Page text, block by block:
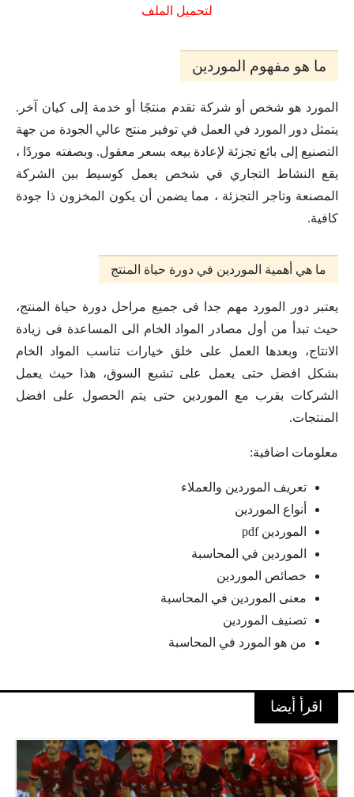
لتحميل الملف
ما هو مفهوم الموردين
المورد هو شخص أو شركة تقدم منتجًا أو خدمة إلى كيان آخر.
يتمثل دور المورد في العمل في توفير منتج عالي الجودة من جهة
التصنيع إلى بائع تجزئة لإعادة بيعه بسعر معقول. وبصفته موردًا ،
يقع النشاط التجاري في شخص يعمل كوسيط بين الشركة
المصنعة وتاجر التجزئة ، مما يضمن أن يكون المخزون ذا جودة
كافية.
ما هي أهمية الموردين في دورة حياة المنتج
يعتبر دور المورد مهم جدا فى جميع مراحل دورة حياة المنتج،
حيث تبدأ من أول مصادر المواد الخام الى المساعدة فى زيادة
الانتاج، وبعدها العمل على خلق خيارات تناسب المواد الخام
بشكل افضل حتى يعمل على تشبع السوق، هذا حيث يعمل
الشركات بقرب مع الموردين حتى يتم الحصول على افضل
المنتجات.
معلومات اضافية:
تعريف الموردين والعملاء
أنواع الموردين
الموردين pdf
الموردين في المحاسبة
خصائص الموردين
معنى الموردين في المحاسبة
تصنيف الموردين
من هو المورد في المحاسبة
اقرأ أيضا